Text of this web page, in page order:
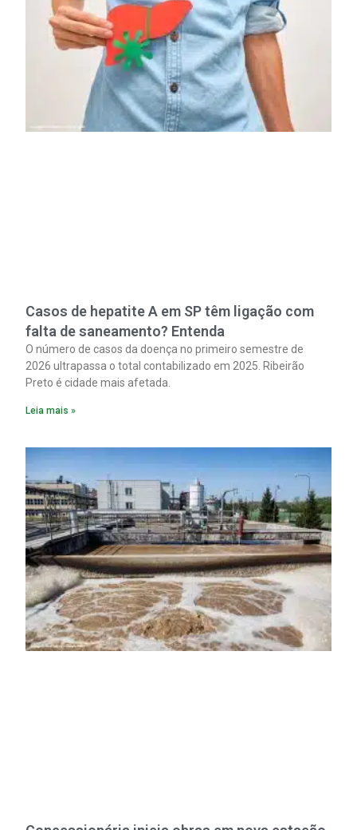
Casos de hepatite A em SP têm ligação com
falta de saneamento? Entenda
O número de casos da doença no primeiro semestre de
2026 ultrapassa o total contabilizado em 2025. Ribeirão
Preto é cidade mais afetada.
Leia mais »